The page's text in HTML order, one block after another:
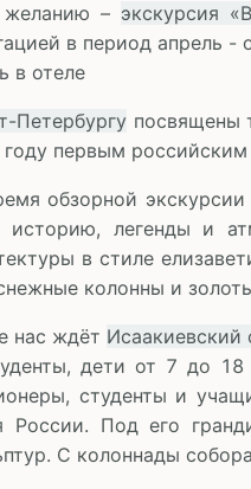
– экскурсия
в период апрель -
в отеле
Петербургу посвящены
году первым
обзорной
историю, легенды и
в стиле
колонны и
нас ждёт Исаакиевский
дети от 7 до 18
студенты и
России. Под его
С колоннады